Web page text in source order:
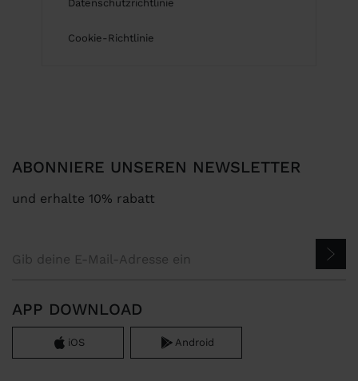
Datenschutzrichtlinie
Cookie-Richtlinie
ABONNIERE UNSEREN NEWSLETTER
und erhalte 10% rabatt
APP DOWNLOAD
iOS Android